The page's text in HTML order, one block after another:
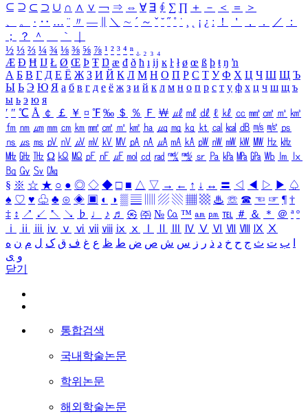
⊆ ⊇ ⊂ ⊃ ∪ ∩ ∧ ∨ ￢ ⇒ ⇔ ∀ ∃ ∮ ∑ ∏ ＋ － ＜ ＝
＞
、
。 · ‥ … ¨ 〃 ― ＼ ∼ ´ ～ ˇ ˘ ˝ ˚ ˙ ¸ ¡ ¿ ː ！ ＇ ， ． ／
：
；
？ ＾ ｀
½ ⅓ ⅔ ¼ ¾ ⅛ ⅜ ⅝ ⅞ ¹ ² ³ ⁴ ⁿ ₁ ₂ ₃ ₄
Æ Ð Ħ Ĳ Ł Ø Œ Þ Ŧ Ŋ æ đ ð ħ ı ĳ ĸ ŀ ł ø œ ß þ ŧ ŋ ŉ
А Б В Г Д Е Ё Ж З И Й К Л М Н О П Р С Т У Ф Х Ц Ч Ш Щ Ъ
Ы Ь Э Ю Я а б в г д е ё ж з и й к л м н о п р с т у ф х ц ч ш щ ъ
ы ь э ю я
′ ″ ℃ Å ￠ ￡ ￥ ¤ ℉ ‰ ＄ ％ Ｆ ￦ ㎕ ㎖ ㎗ ℓ ㎘ ㏄ ㎣ ㎤ ㎥ ㎦
㎙ ㎚ ㎛ ㎜ ㎝ ㎞ ㎟ ㎠ ㎡ ㎢ ㏊ ㎍ ㎎ ㎏ ㏏ ㎈ ㎉ ㏈ ㎧ ㎨ ㎰
㎱ ㎲ ㎳ ㎴ ㎵ ㎶ ㎷ ㎸ ㎹ ㎀ ㎁ ㎂ ㎃ ㎄ ㎺ ㎻ ㎽ ㎾ ㎿ ㎐ ㎑
㎒ ㎓ ㎔ Ω ㏀ ㏁ ㎊ ㎋ ㎌ ㏖ ㏅ ㎭ ㎮ ㎯ ㏛ ㎩ ㎪ ㎫ ㎬ ㏝ ㏐
㏓
㏃ ㏉ ㏜ ㏆
§ ※ ☆ ★ ○ ● ◎ ◇ ◆ □ ■ △ ▽ → ← ↑ ↓ ↔ 〓 ◁ ◀ ▷ ▶ ♤
♠ ♡ ♥ ♧ ♣ ⊙ ◈ ▣ ◐ ◑ ▒ ▤ ▨ ▧ ▦ ▩ ♨ ☏ ☎ ☜ ☞ ¶ †
‡ ↕ ↗ ↙ ↖ ↘ ♭ ♩ ♪ ♬ ㉿ ㈜ № ㏇ ™ ㏂ ㏘ ℡ ＃ ＆ ＊ ＠ ª º
ⅰ
ⅱ ⅲ ⅳ ⅴ ⅵ ⅶ ⅷ ⅸ ⅹ Ⅳ Ⅴ Ⅵ Ⅶ Ⅷ Ⅸ Ⅹ
ب ت ث ج ح خ د ذ ر ز س ش ص ض ط ظ ع غ ف ق ک ل م ن ه
و ی
닫기
통합검색
국내학술논문
학위논문
해외학술논문